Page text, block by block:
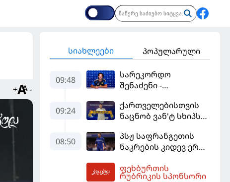
+ -
სიახლეები პოპულარული
09:48
სარეკორდო
შენაძენი -
ლიგის მორიგ გუნდში
გადავიდა
09:24
ქართველებისთვის
ნაცნობ ვან'ტ სხიპს
ჩააბარეს
08:50
პსჟ საფრანგეთის
ნაკრების კიდევ ერთი
დამატებას გეგმავს
ფეხბურთის
რუბრიკის სპონსორი